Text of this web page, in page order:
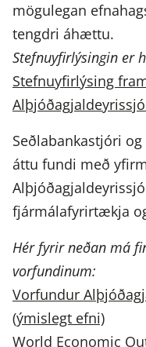
mögulegan
tengdri áhættu.
Stefnuyfirlýsingin er
Stefnuyfirlýsing
Seðlabankastjóri
áttu fundi með
fjármálafyrirtækja
Hér fyrir neðan má
vorfundinum:
Vorfundur
(ýmislegt efni)
World Economic